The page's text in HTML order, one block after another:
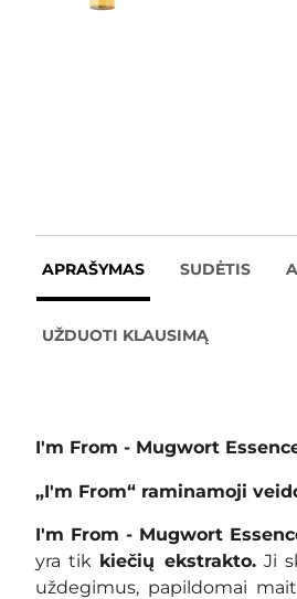
APRAŠYMAS SUDĖTIS
UŽDUOTI KLAUSIMĄ
I'm From - Mugwort
„I'm From“ raminamoji
I'm From - Mugwort
yra tik kiečių ekstrakto.Ji
uždegimus, papildomai